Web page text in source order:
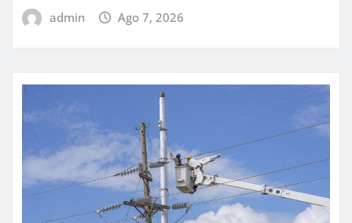
admin Ago 7, 2026